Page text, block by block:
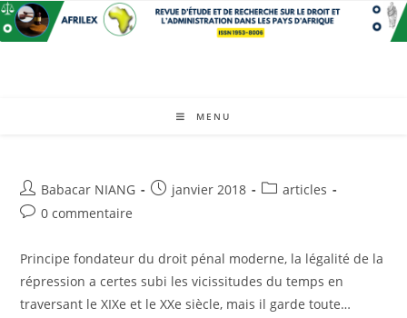
Skip
to
MENU
Auteur/autrice
de
Babacar NIANG
Postjanvier 2018
Postarticles
Post0 commentaire
Principe fondateur du droit pénal moderne, la légalité de la
répression a certes subi les vicissitudes du temps en
traversant le XIXe et le XXe siècle, mais il garde toute…